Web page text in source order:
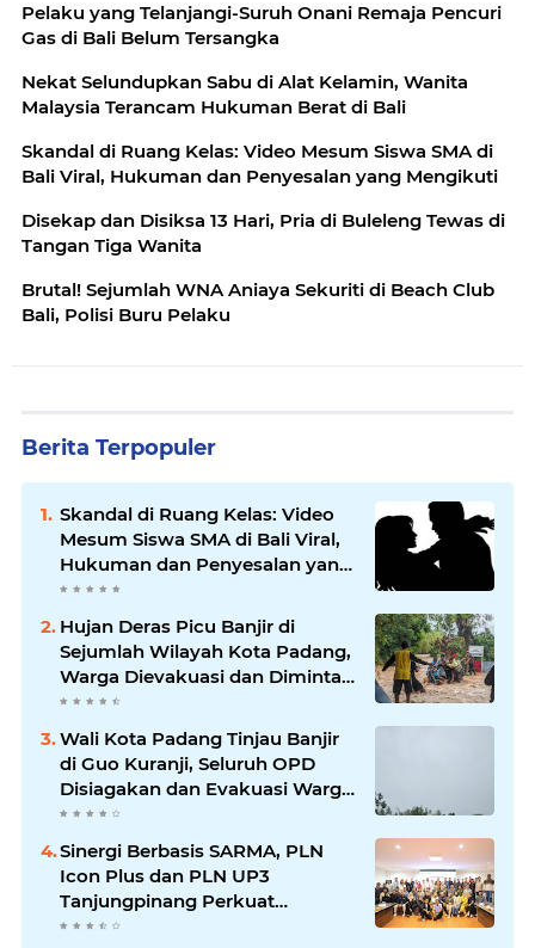
Pelaku yang Telanjangi-Suruh Onani Remaja Pencuri
Gas di Bali Belum Tersangka
Nekat Selundupkan Sabu di Alat Kelamin, Wanita
Malaysia Terancam Hukuman Berat di Bali
Skandal di Ruang Kelas: Video Mesum Siswa SMA di
Bali Viral, Hukuman dan Penyesalan yang Mengikuti
Disekap dan Disiksa 13 Hari, Pria di Buleleng Tewas di
Tangan Tiga Wanita
Brutal! Sejumlah WNA Aniaya Sekuriti di Beach Club
Bali, Polisi Buru Pelaku
Berita Terpopuler
Skandal di Ruang Kelas: Video
Mesum Siswa SMA di Bali Viral,
Hukuman dan Penyesalan yang
Mengikuti
Hujan Deras Picu Banjir di
Sejumlah Wilayah Kota Padang,
Warga Dievakuasi dan Diminta
Waspada Banjir Susulan
Wali Kota Padang Tinjau Banjir
di Guo Kuranji, Seluruh OPD
Disiagakan dan Evakuasi Warga
Dipercepat
Sinergi Berbasis SARMA, PLN
Icon Plus dan PLN UP3
Tanjungpinang Perkuat
Kolaborasi Strategis